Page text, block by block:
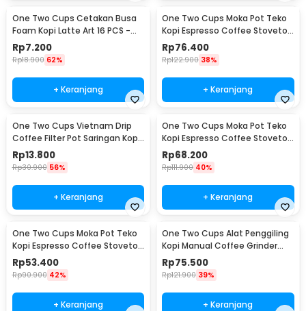
One Two Cups Cetakan Busa
Foam Kopi Latte Art 16 PCS -
JJYE01
Rp7.200
Rp18.900 62%
+ Keranjang
One Two Cups Moka Pot Teko
Kopi Espresso Coffee Stovetop
6 Cup 300ml - Z20
Rp76.400
Rp122.900 38%
+ Keranjang
One Two Cups Vietnam Drip
Coffee Filter Pot Saringan Kopi
180ml 8Q - LC1
Rp13.800
Rp30.900 56%
+ Keranjang
One Two Cups Moka Pot Teko
Kopi Espresso Coffee Stovetop
4 Cup 200ml - Z20
Rp68.200
Rp111.900 40%
+ Keranjang
One Two Cups Moka Pot Teko
Kopi Espresso Coffee Stovetop
2 Cup 100ml - Z20
Rp53.400
Rp90.900 42%
+ Keranjang
One Two Cups Alat Penggiling
Kopi Manual Coffee Grinder
Wood - 16290
Rp75.500
Rp121.900 39%
+ Keranjang